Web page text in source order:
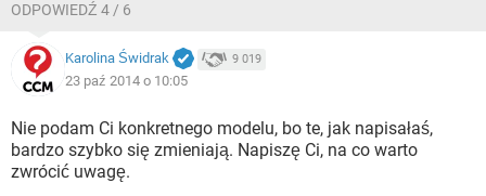
ODPOWIEDŹ 4 / 6
Karolina Świdrak 9 019
23 paź 2014 o 10:05
Nie podam Ci konkretnego modelu, bo te, jak napisałaś,
bardzo szybko się zmieniają. Napiszę Ci, na co warto
zwrócić uwagę.